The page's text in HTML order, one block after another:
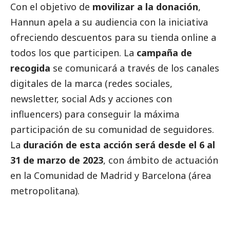
Con el objetivo de movilizar a la donación,
Hannun apela a su audiencia con la iniciativa
ofreciendo descuentos para su tienda online a
todos los que participen. La campaña de
recogida se comunicará a través de los canales
digitales de la marca (redes sociales,
newsletter, social Ads y acciones con
influencers) para conseguir la máxima
participación de su comunidad de seguidores.
La duración de esta acción será desde el 6 al
31 de marzo de 2023, con ámbito de actuación
en la Comunidad de Madrid y Barcelona (área
metropolitana).